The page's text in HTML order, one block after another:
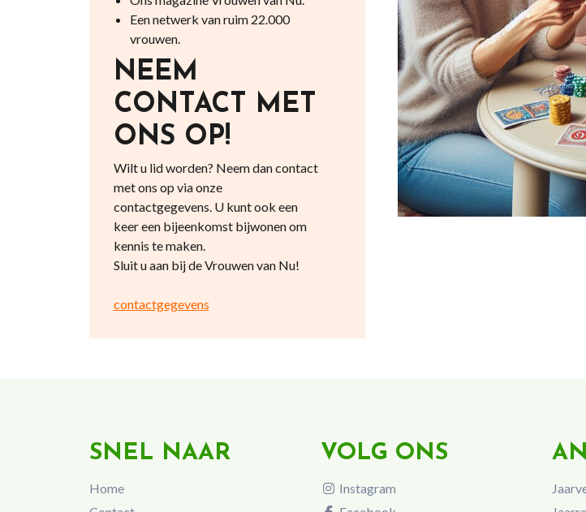
Een netwerk van ruim 22.000
vrouwen.
NEEM
CONTACT MET
ONS OP!
Wilt u lid worden? Neem dan contact
met ons op via onze
contactgegevens. U kunt ook een
keer een bijeenkomst bijwonen om
kennis te maken.
Sluit u aan bij de Vrouwen van Nu!
contactgegevens
SNEL NAAR
Home
VOLG ONS
Instagram